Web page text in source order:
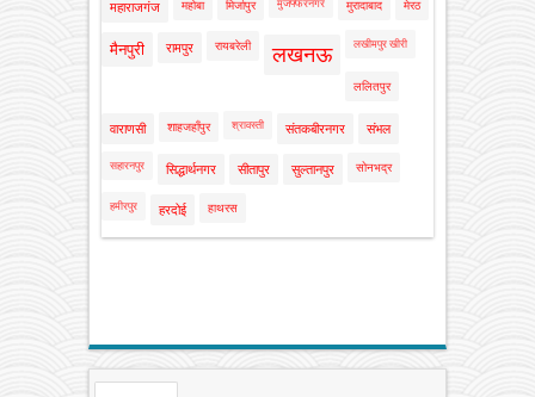
महाराजगंज महोबा मिर्जापुर मुजफ्फरनगर मुरादाबाद मेरठ
मैनपुरी रामपुर रायबरेली लखनऊ लखीमपुर खीरी
ललितपुर
वाराणसी शाहजहाँपुर श्रावस्ती संतकबीरनगर संभल
सहारनपुर सिद्धार्थनगर सीतापुर सुल्तानपुर सोनभद्र
हमीरपुर हरदोई हाथरस